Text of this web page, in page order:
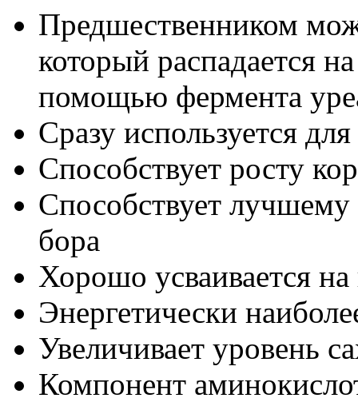
Предшественником
который распадается
помощью фермента
Сразу используется
Способствует росту
Способствует
бора
Хорошо усваивается
Энергетически
Увеличивает уровень
Компонент